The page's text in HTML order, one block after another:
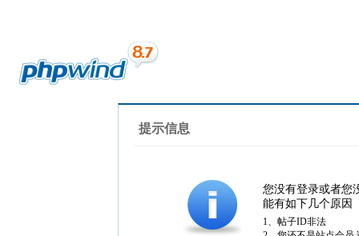
提示信息
您没有登录或者您
能有如下几个原因
1、帖子ID非法